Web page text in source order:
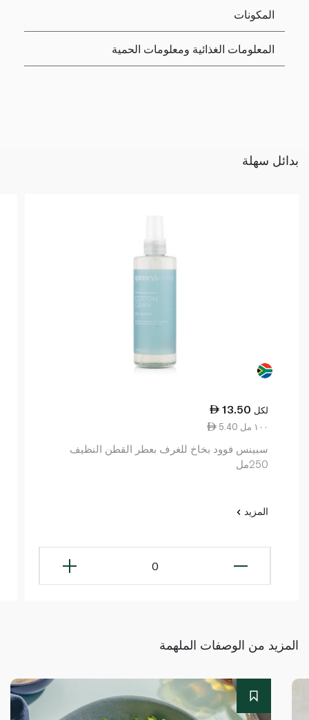
المكونات
المعلومات الغذائية ومعلومات الحمية
بدائل سهلة
13.50 لكل
5.40 ١٠٠ مل
سبينس فوود بخاخ للغرف بعطر القطن النظيف
250مل
المزيد
0
المزيد من الوصفات الملهمة